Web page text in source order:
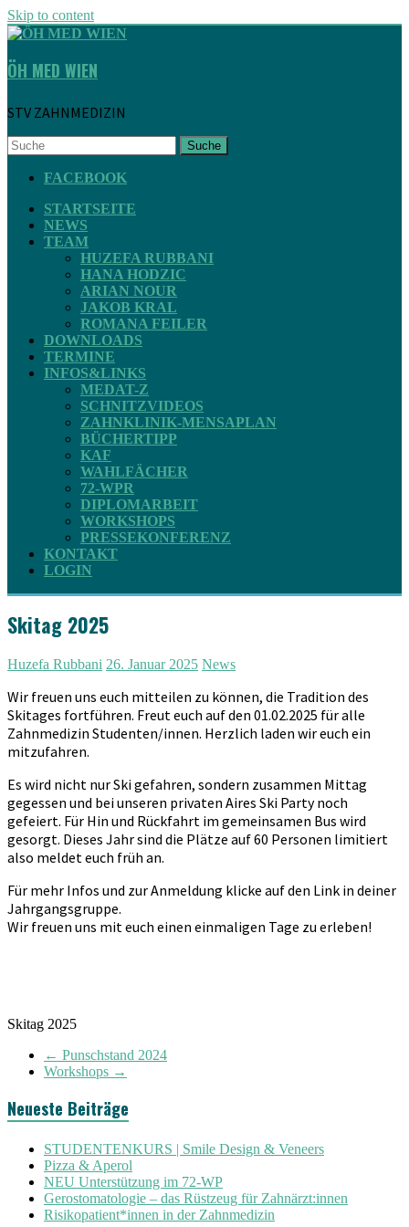
Skip to content
ÖH MED WIEN
STV ZAHNMEDIZIN
Suche
FACEBOOK
STARTSEITE
NEWS
TEAM
HUZEFA RUBBANI
HANA HODZIC
ARIAN NOUR
JAKOB KRAL
ROMANA FEILER
DOWNLOADS
TERMINE
INFOS&LINKS
MEDAT-Z
SCHNITZVIDEOS
ZAHNKLINIK-MENSAPLAN
BÜCHERTIPP
KAF
WAHLFÄCHER
72-WPR
DIPLOMARBEIT
WORKSHOPS
PRESSEKONFERENZ
KONTAKT
LOGIN
Skitag 2025
Huzefa Rubbani 26. Januar 2025 News
Wir freuen uns euch mitteilen zu können, die Tradition des
Skitages fortführen. Freut euch auf den 01.02.2025 für alle
Zahnmedizin Studenten/innen. Herzlich laden wir euch ein
mitzufahren.
Es wird nicht nur Ski gefahren, sondern zusammen Mittag
gegessen und bei unseren privaten Aires Ski Party noch
gefeiert. Für Hin und Rückfahrt im gemeinsamen Bus wird
gesorgt. Dieses Jahr sind die Plätze auf 60 Personen limitiert
also meldet euch früh an.
Für mehr Infos und zur Anmeldung klicke auf den Link in deiner
Jahrgangsgruppe.
Wir freuen uns mit euch einen einmaligen Tage zu erleben!
Skitag 2025
← Punschstand 2024
Workshops →
Neueste Beiträge
STUDENTENKURS | Smile Design & Veneers
Pizza & Aperol
NEU Unterstützung im 72-WP
Gerostomatologie – das Rüstzeug für Zahnärzt:innen
Risikopatient*innen in der Zahnmedizin